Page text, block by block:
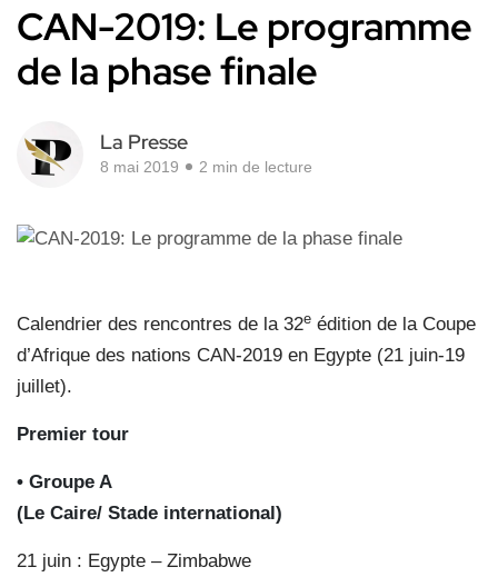
CAN-2019: Le programme
de la phase finale
La Presse
8 mai 2019 2 min de lecture
Calendrier des rencontres de la 32e édition de la Coupe
d’Afrique des nations CAN-2019 en Egypte (21 juin-19
juillet).
Premier tour
• Groupe A
(Le Caire/ Stade international)
21 juin : Egypte – Zimbabwe